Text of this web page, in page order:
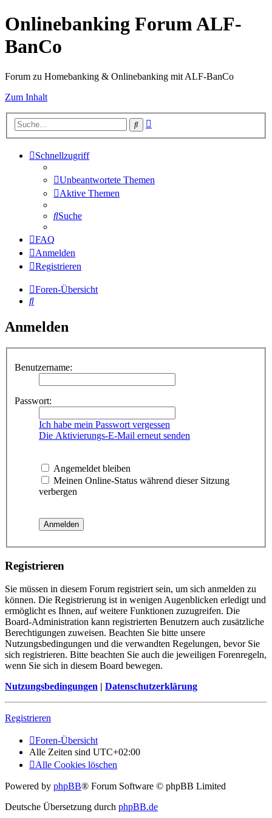
Onlinebanking Forum ALF-
BanCo
Forum zu Homebanking & Onlinebanking mit ALF-BanCo
Zum Inhalt
Suche
Schnellzugriff
Unbeantwortete Themen
Aktive Themen
Suche
FAQ
Anmelden
Registrieren
Foren-Übersicht
Suche
Anmelden
Benutzername:
Passwort:
Ich habe mein Passwort vergessen
Die Aktivierungs-E-Mail erneut senden
Angemeldet bleiben
Meinen Online-Status während dieser Sitzung
verbergen
Registrieren
Sie müssen in diesem Forum registriert sein, um sich anmelden zu
können. Die Registrierung ist in wenigen Augenblicken erledigt und
ermöglicht es Ihnen, auf weitere Funktionen zuzugreifen. Die
Board-Administration kann registrierten Benutzern auch zusätzliche
Berechtigungen zuweisen. Beachten Sie bitte unsere
Nutzungsbedingungen und die verwandten Regelungen, bevor Sie
sich registrieren. Bitte beachten Sie auch die jeweiligen Forenregeln,
wenn Sie sich in diesem Board bewegen.
Nutzungsbedingungen | Datenschutzerklärung
Registrieren
Foren-Übersicht
Alle Zeiten sind UTC+02:00
Alle Cookies löschen
Powered by phpBB® Forum Software © phpBB Limited
Deutsche Übersetzung durch phpBB.de